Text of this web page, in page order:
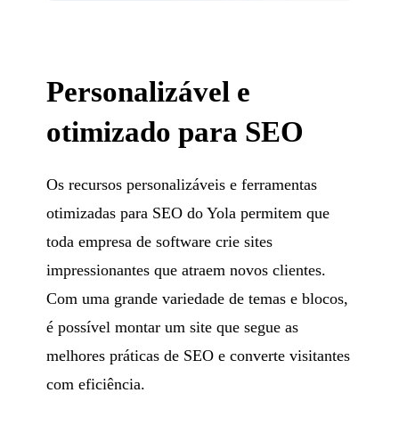
Personalizável e
otimizado para SEO
Os recursos personalizáveis e ferramentas
otimizadas para SEO do Yola permitem que
toda empresa de software crie sites
impressionantes que atraem novos clientes.
Com uma grande variedade de temas e blocos,
é possível montar um site que segue as
melhores práticas de SEO e converte visitantes
com eficiência.